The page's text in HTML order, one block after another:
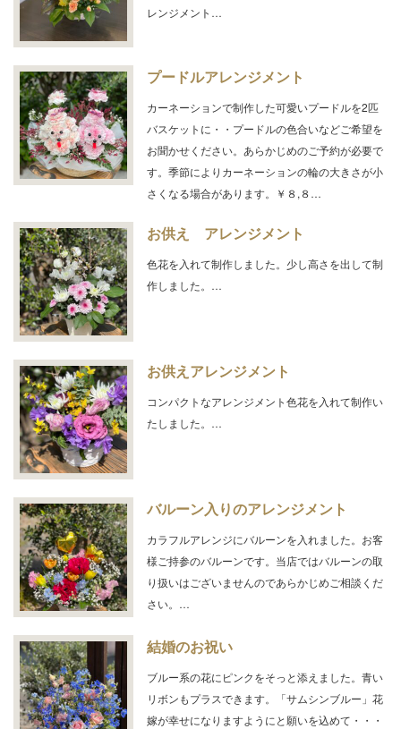
レンジメント…
プードルアレンジメント
カーネーションで制作した可愛いプードルを2匹
バスケットに・・プードルの色合いなどご希望を
お聞かせください。あらかじめのご予約が必要で
す。季節によりカーネーションの輪の大きさが小
さくなる場合があります。￥８,８…
お供え アレンジメント
色花を入れて制作しました。少し高さを出して制
作しました。…
お供えアレンジメント
コンパクトなアレンジメント色花を入れて制作い
たしました。…
バルーン入りのアレンジメント
カラフルアレンジにバルーンを入れました。お客
様ご持参のバルーンです。当店ではバルーンの取
り扱いはございませんのであらかじめご相談くだ
さい。…
結婚のお祝い
ブルー系の花にピンクをそっと添えました。青い
リボンもプラスできます。「サムシンブルー」花
嫁が幸せになりますようにと願いを込めて・・・